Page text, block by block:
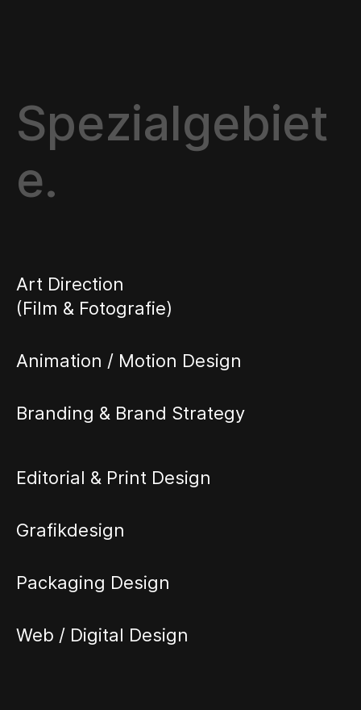
Spezialgebiet
e.
Art Direction
(Film & Fotografie)
Animation / Motion Design
Branding & Brand Strategy
Editorial & Print Design
Grafikdesign
Packaging Design
Web / Digital Design